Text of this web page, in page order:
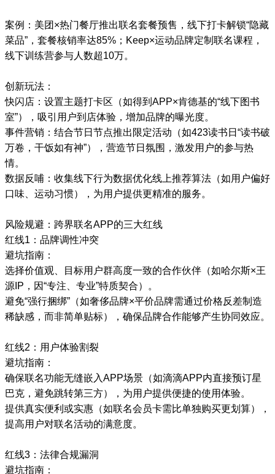
案例：美团×热门餐厅推出联名套餐预售，线下打卡解锁“隐藏
菜品”，套餐核销率达85%；Keep×运动品牌定制联名课程，
线下训练营参与人数超10万。
创新玩法：
快闪店：设置主题打卡区（如得到APP×肯德基的“线下图书
室”），吸引用户到店体验，增加品牌的曝光度。
事件营销：结合节日节点推出限定活动（如423读书日“读书破
万卷，干饭如有神”），营造节日氛围，激发用户的参与热
情。
数据反哺：收集线下行为数据优化线上推荐算法（如用户偏好
口味、运动习惯），为用户提供更精准的服务。
风险规避：跨界联名APP的三大红线
红线1：品牌调性冲突
避坑指南：
选择价值观、目标用户群高度一致的合作伙伴（如哈尔斯×王
源IP，因“专注、专业”特质契合）。
避免“强行捆绑”（如奢侈品牌×平价品牌需通过价格反差制造
稀缺感，而非简单贴标），确保品牌合作能够产生协同效应。
红线2：用户体验割裂
避坑指南：
确保联名功能无缝嵌入APP场景（如滴滴APP内直接预订星
巴克，避免跳转第三方），为用户提供便捷的使用体验。
提供真实便利或实惠（如联名会员卡需比单独购买更划算），
提高用户对联名活动的满意度。
红线3：法律合规漏洞
避坑指南：